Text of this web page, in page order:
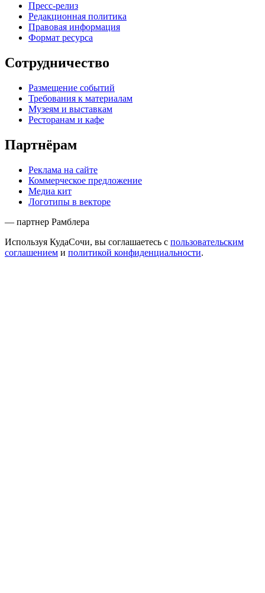
Пресс-релиз
Редакционная политика
Правовая информация
Формат ресурса
Сотрудничество
Размещение событий
Требования к материалам
Музеям и выставкам
Ресторанам и кафе
Партнёрам
Реклама на сайте
Коммерческое предложение
Медиа кит
Логотипы в векторе
— партнер Рамблера
Используя КудаСочи, вы соглашаетесь с пользовательским
соглашением и политикой конфиденциальности.